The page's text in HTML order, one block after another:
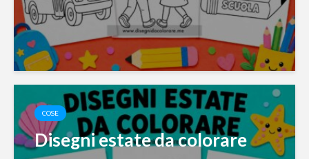
COSE
Disegni estate da colorare